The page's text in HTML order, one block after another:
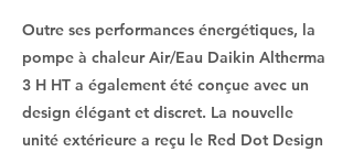
Outre ses performances énergétiques, la
pompe à chaleur Air/Eau Daikin Altherma
3 H HT a également été conçue avec un
design élégant et discret. La nouvelle
unité extérieure a reçu le Red Dot Design